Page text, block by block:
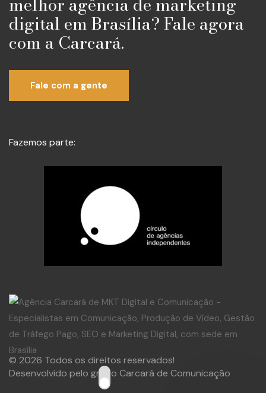
digital em Brasília? Fale agora
com a Carcará.
Fale com a gente
Fazemos parte:
© 2026 Todos os direitos reservados!
Desenvolvido pelo grupo Carcará de Comunicação